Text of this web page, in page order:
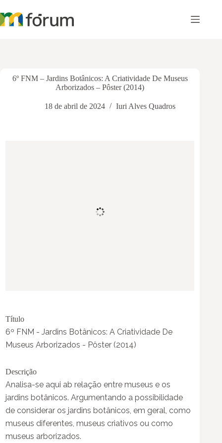
para
o
6º FNM – Jardins Botânicos: A Criatividade De Museus
Arborizados – Pôster (2014)
18 de abril de 2024 Iuri Alves Quadros
Título
6º FNM - Jardins Botânicos: A Criatividade De
Museus Arborizados - Pôster (2014)
Descrição
Analisa-se aqui ab relação entre museus e os
jardins botânicos. Argumentando a possibilidade
de considerar os jardins botânicos, em geral, como
museus diferentes, museus criativos ou como
museus arborizados.